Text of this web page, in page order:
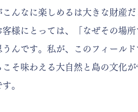
んなに楽しめるは大きな財産だ
様にとっては、「なぜその場
んです。私が、このフィール
そ味わえる大自然と島の文化が
。